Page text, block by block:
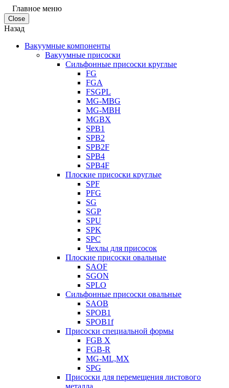
Главное меню
Close
Назад
Вакуумные компоненты
Вакуумные присоски
Сильфонные присоски круглые
FG
FGA
FSGPL
MG-MBG
MG-MBH
MGBX
SPB1
SPB2
SPB2F
SPB4
SPB4F
Плоские присоски круглые
SPF
PFG
SG
SGP
SPU
SPK
SPC
Чехлы для присосок
Плоские присоски овальные
SAOF
SGON
SPLO
Сильфонные присоски овальные
SAOB
SPOB1
SPOB1f
Присоски специальной формы
FGB X
FGB-R
MG-ML,MX
SPG
Присоски для перемещения листового
металла